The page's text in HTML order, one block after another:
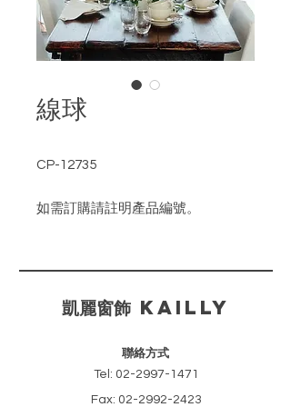
線球
CP-12735
如需訂購請註明產品編號。
​凱麗窗飾 KAILLY
聯絡方式
Tel: 02-2997-1471
Fax: 02-2992-2423